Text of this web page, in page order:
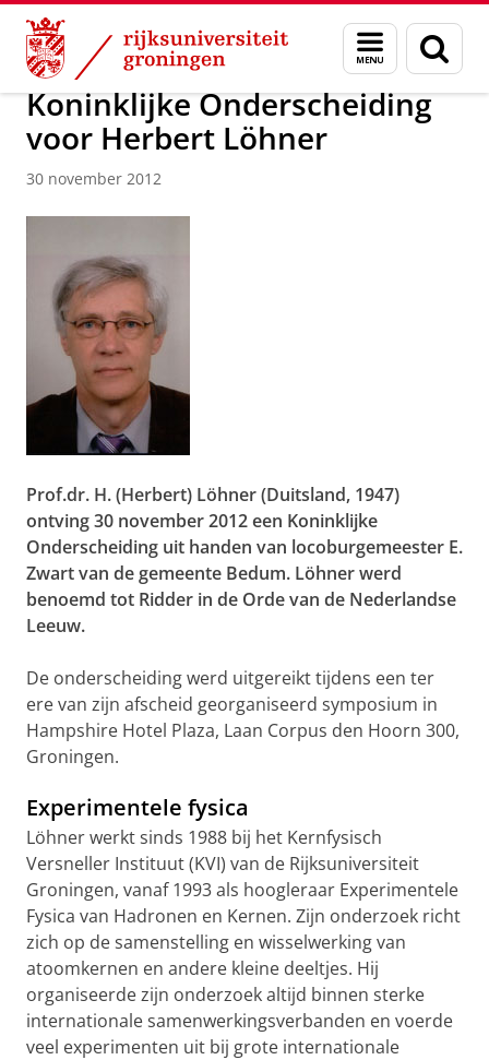
Skip
Content
Skip
Navigation
Menu
en
zoeken
Over ons Actueel Nieuws Nieuwsberichten
Koninklijke Onderscheiding
voor Herbert Löhner
30 november 2012
Prof.dr. H. (Herbert) Löhner (Duitsland, 1947)
ontving 30 november 2012 een Koninklijke
Onderscheiding uit handen van locoburgemeester E.
Zwart van de gemeente Bedum. Löhner werd
benoemd tot Ridder in de Orde van de Nederlandse
Leeuw.
De onderscheiding werd uitgereikt tijdens een ter
ere van zijn afscheid georganiseerd symposium in
Hampshire Hotel Plaza, Laan Corpus den Hoorn 300,
Groningen.
Experimentele fysica
Löhner werkt sinds 1988 bij het Kernfysisch
Versneller Instituut (KVI) van de Rijksuniversiteit
Groningen, vanaf 1993 als hoogleraar Experimentele
Fysica van Hadronen en Kernen. Zijn onderzoek richt
zich op de samenstelling en wisselwerking van
atoomkernen en andere kleine deeltjes. Hij
organiseerde zijn onderzoek altijd binnen sterke
internationale samenwerkingsverbanden en voerde
veel experimenten uit bij grote internationale